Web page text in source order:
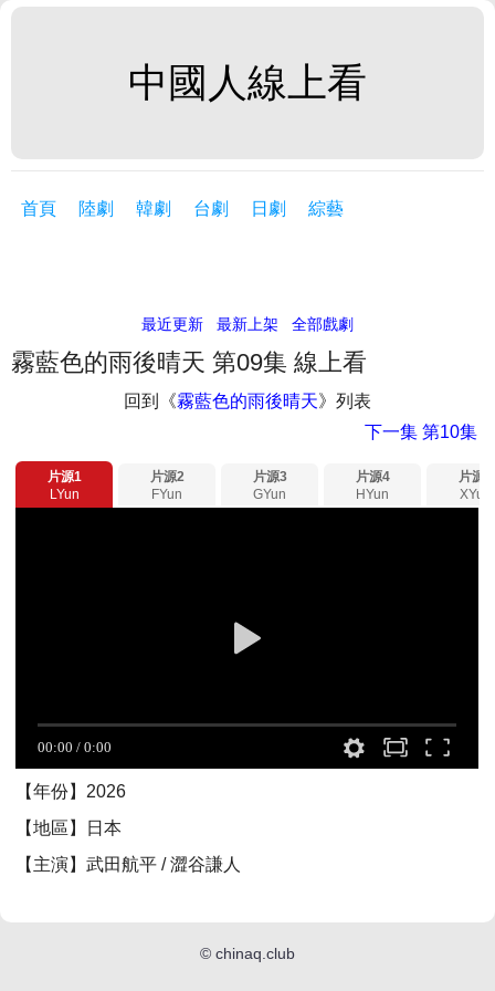
中國人線上看
首頁 陸劇 韓劇 台劇 日劇 綜藝
最近更新 最新上架 全部戲劇
霧藍色的雨後晴天 第09集 線上看
回到《霧藍色的雨後晴天》列表
下一集第10集
片源1
LYun
片源2
FYun
片源3
GYun
片源4
HYun
片源5
XYun
【年份】2026
【地區】日本
【主演】武田航平 / 澀谷謙人
© chinaq.club